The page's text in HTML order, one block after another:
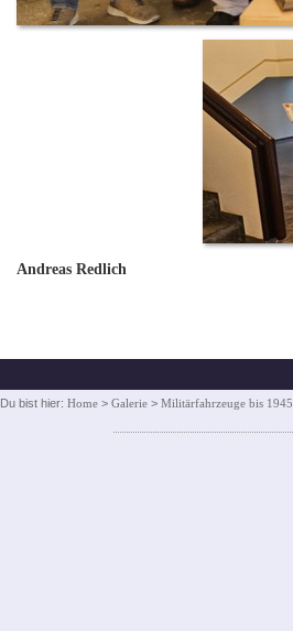
Andreas Redlich
Du bist hier: Home > Galerie > Militärfahrzeuge bis 1945